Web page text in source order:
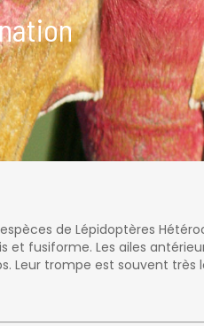
de Lépidoptères
et fusiforme. Les ailes
Leur trompe est souvent